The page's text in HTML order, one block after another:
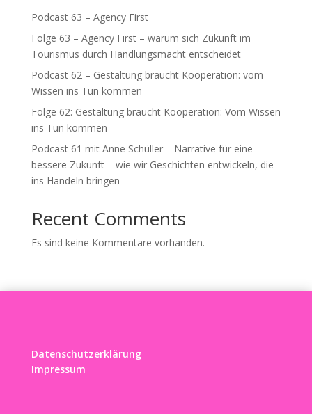
Podcast 63 – Agency First
Folge 63 – Agency First – warum sich Zukunft im
Tourismus durch Handlungsmacht entscheidet
Podcast 62 – Gestaltung braucht Kooperation: vom
Wissen ins Tun kommen
Folge 62: Gestaltung braucht Kooperation: Vom Wissen
ins Tun kommen
Podcast 61 mit Anne Schüller – Narrative für eine
bessere Zukunft – wie wir Geschichten entwickeln, die
ins Handeln bringen
Recent Comments
Es sind keine Kommentare vorhanden.
Datenschutzerklärung
Impressum